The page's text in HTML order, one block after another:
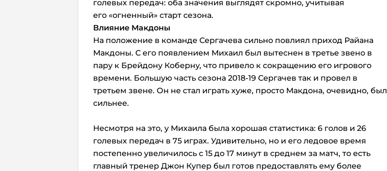
голевых передач: оба значения выглядят скромно, учитывая
его «огненный» старт сезона.
Влияние Макдоны
На положение в команде Сергачева сильно повлиял приход Райана
Макдоны. С его появлением Михаил был вытеснен в третье звено в
пару к Брейдону Коберну, что привело к сокращению его игрового
времени. Большую часть сезона 2018-19 Сергачев так и провел в
третьем звене. Он не стал играть хуже, просто Макдона, очевидно, был
сильнее.
Несмотря на это, у Михаила была хорошая статистика: 6 голов и 26
голевых передач в 75 играх. Удивительно, но и его ледовое время
постепенно увеличилось с 15 до 17 минут в среднем за матч, то есть
главный тренер Джон Купер был готов предоставлять ему более